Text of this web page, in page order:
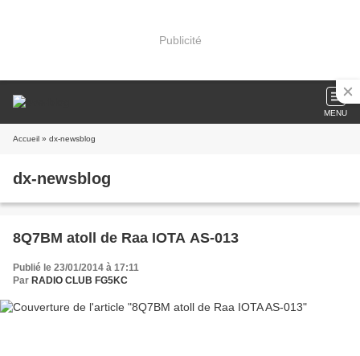
Publicité
MENU
Accueil » dx-newsblog
dx-newsblog
8Q7BM atoll de Raa IOTA AS-013
Publié le 23/01/2014 à 17:11
Par RADIO CLUB FG5KC